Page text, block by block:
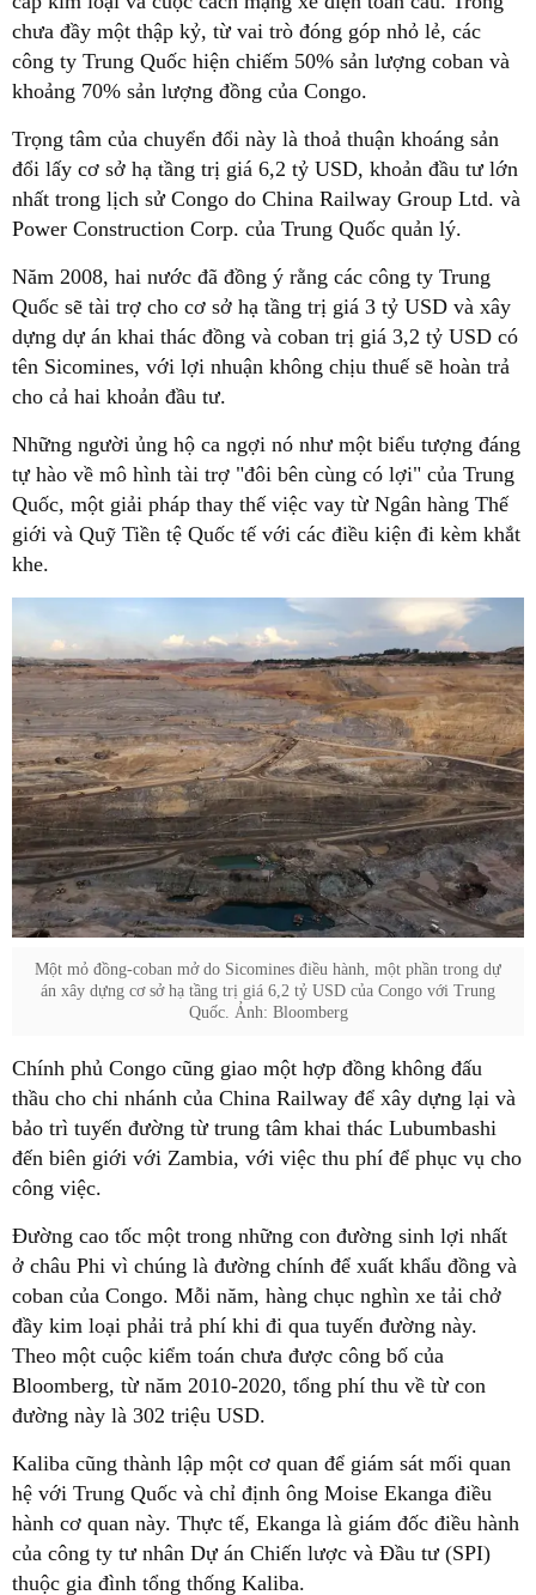
chưa đầy một thập kỷ, từ vai trò đóng góp nhỏ lẻ, các
công ty Trung Quốc hiện chiếm 50% sản lượng coban và
khoảng 70% sản lượng đồng của Congo.
Trọng tâm của chuyển đổi này là thoả thuận khoáng sản
đổi lấy cơ sở hạ tầng trị giá 6,2 tỷ USD, khoản đầu tư lớn
nhất trong lịch sử Congo do China Railway Group Ltd. và
Power Construction Corp. của Trung Quốc quản lý.
Năm 2008, hai nước đã đồng ý rằng các công ty Trung
Quốc sẽ tài trợ cho cơ sở hạ tầng trị giá 3 tỷ USD và xây
dựng dự án khai thác đồng và coban trị giá 3,2 tỷ USD có
tên Sicomines, với lợi nhuận không chịu thuế sẽ hoàn trả
cho cả hai khoản đầu tư.
Những người ủng hộ ca ngợi nó như một biểu tượng đáng
tự hào về mô hình tài trợ "đôi bên cùng có lợi" của Trung
Quốc, một giải pháp thay thế việc vay từ Ngân hàng Thế
giới và Quỹ Tiền tệ Quốc tế với các điều kiện đi kèm khắt
khe.
Một mỏ đồng-coban mở do Sicomines điều hành, một phần trong dự
án xây dựng cơ sở hạ tầng trị giá 6,2 tỷ USD của Congo với Trung
Quốc. Ảnh: Bloomberg
Chính phủ Congo cũng giao một hợp đồng không đấu
thầu cho chi nhánh của China Railway để xây dựng lại và
bảo trì tuyến đường từ trung tâm khai thác Lubumbashi
đến biên giới với Zambia, với việc thu phí để phục vụ cho
công việc.
Đường cao tốc một trong những con đường sinh lợi nhất
ở châu Phi vì chúng là đường chính để xuất khẩu đồng và
coban của Congo. Mỗi năm, hàng chục nghìn xe tải chở
đầy kim loại phải trả phí khi đi qua tuyến đường này.
Theo một cuộc kiểm toán chưa được công bố của
Bloomberg, từ năm 2010-2020, tổng phí thu về từ con
đường này là 302 triệu USD.
Kaliba cũng thành lập một cơ quan để giám sát mối quan
hệ với Trung Quốc và chỉ định ông Moise Ekanga điều
hành cơ quan này. Thực tế, Ekanga là giám đốc điều hành
của công ty tư nhân Dự án Chiến lược và Đầu tư (SPI)
thuộc gia đình tổng thống Kaliba.